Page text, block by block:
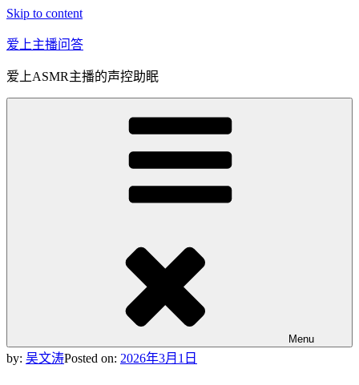
Skip to content
爱上主播问答
爱上ASMR主播的声控助眠
Menu
by: 吴文涛Posted on: 2026年3月1日